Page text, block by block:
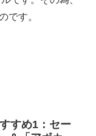
です。
すめ1：セー